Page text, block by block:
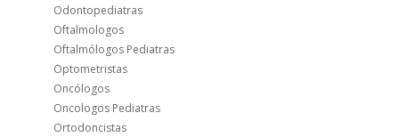
Odontopediatras
Oftalmologos
Oftalmólogos Pediatras
Optometristas
Oncólogos
Oncologos Pediatras
Ortodoncistas